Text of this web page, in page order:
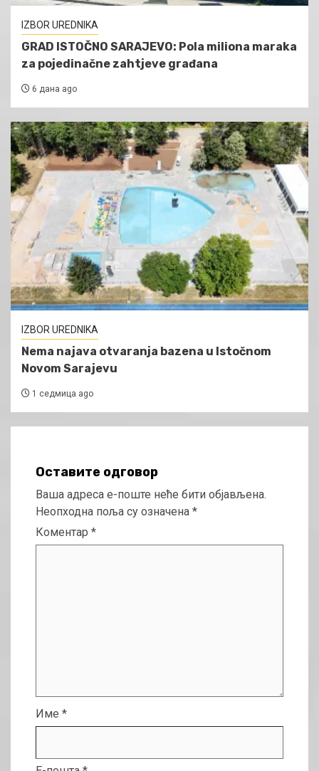
IZBOR UREDNIKA
GRAD ISTOČNO SARAJEVO: Pola miliona maraka
za pojedinačne zahtjeve građana
6 дана ago
IZBOR UREDNIKA
Nema najava otvaranja bazena u Istočnom
Novom Sarajevu
1 седмица ago
Оставите одговор
Ваша адреса е-поште неће бити објављена.
Неопходна поља су означена *
Коментар *
Име *